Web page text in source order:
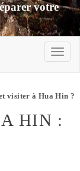
votre
visiter à Hua Hin ?
HIN :